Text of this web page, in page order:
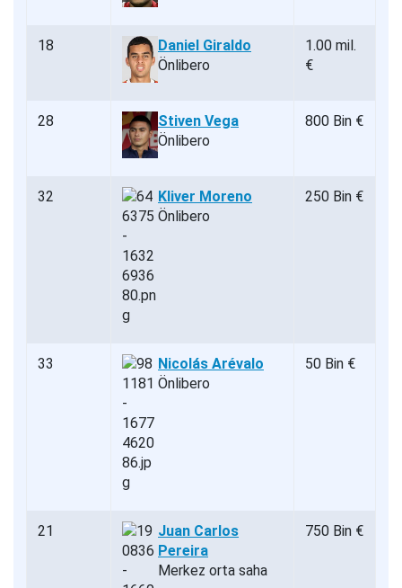
18
Daniel Giraldo
Önlibero
1.00 mil.
€
28
Stiven Vega
Önlibero
800 Bin €
32
Kliver Moreno
Önlibero
250 Bin €
33
Nicolás Arévalo
Önlibero
50 Bin €
21
Juan Carlos
Pereira
Merkez orta saha
750 Bin €